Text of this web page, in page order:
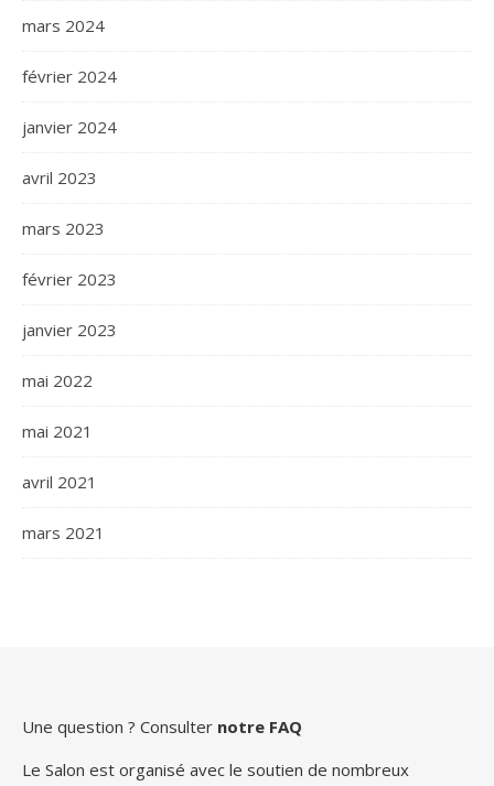
mars 2024
février 2024
janvier 2024
avril 2023
mars 2023
février 2023
janvier 2023
mai 2022
mai 2021
avril 2021
mars 2021
Une question ? Consulter notre FAQ
Le Salon est organisé avec le soutien de nombreux